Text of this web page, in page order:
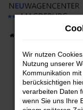
Zum
springen
Fehler:
Beim Laden ist
Wir nutzen
Nutzung unserer
Kommunikation
berücksichtigen
verarbeiten Daten
wenn Sie uns Ihre